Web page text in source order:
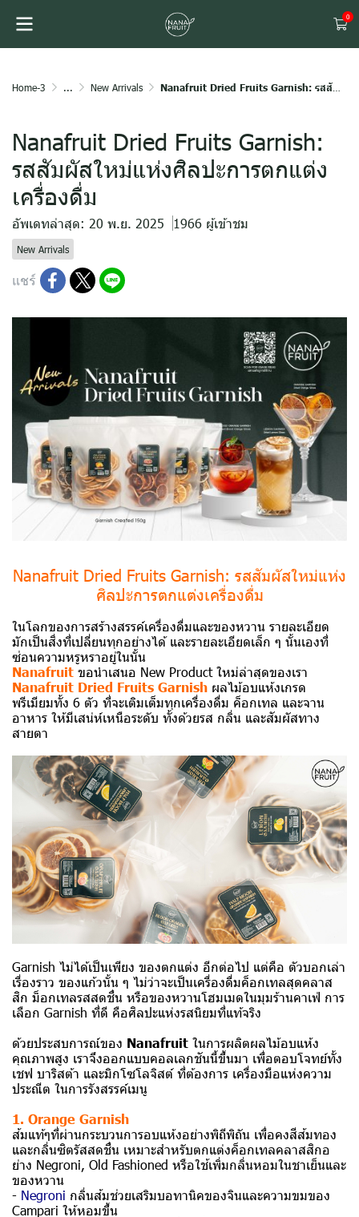
0
Home-3 ... New Arrivals Nanafruit Dried Fruits Garnish: รสสัมผัสใหม่แห่งศิลปะการตกแต่งเครื่องดื่ม
Nanafruit Dried Fruits Garnish:
รสสัมผัสใหม่แห่งศิลปะการตกแต่ง
เครื่องดื่ม
อัพเดทล่าสุด: 20 พ.ย. 2025 1966 ผู้เข้าชม
New Arrivals
แชร์
Nanafruit Dried Fruits Garnish: รสสัมผัสใหม่แห่ง
ศิลปะการตกแต่งเครื่องดื่ม
ในโลกของการสร้างสรรค์เครื่องดื่มและของหวาน รายละเอียด
มักเป็นสิ่งที่เปลี่ยนทุกอย่างได้ และรายละเอียดเล็ก ๆ นั้นเองที่
ซ่อนความหรูหราอยู่ในนั้น
Nanafruit ขอนำเสนอ New Product ใหม่ล่าสุดของเรา
Nanafruit Dried Fruits Garnish ผลไม้อบแห้งเกรด
พรีเมียมทั้ง 6 ตัว ที่จะเติมเต็มทุกเครื่องดื่ม ค็อกเทล และจาน
อาหาร ให้มีเสน่ห์เหนือระดับ ทั้งด้วยรส กลิ่น และสัมผัสทาง
สายตา
Garnish ไม่ได้เป็นเพียง ของตกแต่ง อีกต่อไป แต่คือ ตัวบอกเล่า
เรื่องราว ของแก้วนั้น ๆ ไม่ว่าจะเป็นเครื่องดื่มค็อกเทลสุดคลาส
สิก ม็อกเทลรสสดชื่น หรือของหวานโฮมเมดในมุมร้านคาเฟ่ การ
เลือก Garnish ที่ดี คือศิลปะแห่งรสนิยมที่แท้จริง
ด้วยประสบการณ์ของ Nanafruit ในการผลิตผลไม้อบแห้ง
คุณภาพสูง เราจึงออกแบบคอลเลกชันนี้ขึ้นมา เพื่อตอบโจทย์ทั้ง
เชฟ บาริสต้า และมิกโซโลจิสต์ ที่ต้องการ เครื่องมือแห่งความ
ประณีต ในการรังสรรค์เมนู
1. Orange Garnish
ส้มแท้ๆที่ผ่านกระบวนการอบแห้งอย่างพิถีพิถัน เพื่อคงสีส้มทอง
และกลิ่นซิตรัสสดชื่น เหมาะสำหรับตกแต่งค็อกเทลคลาสสิกอ
ย่าง Negroni, Old Fashioned หรือใช้เพิ่มกลิ่นหอมในชาเย็นและ
ของหวาน
- Negroni กลิ่นส้มช่วยเสริมบอทานิคของจินและความขมของ
Campari ให้หอมขึ้น